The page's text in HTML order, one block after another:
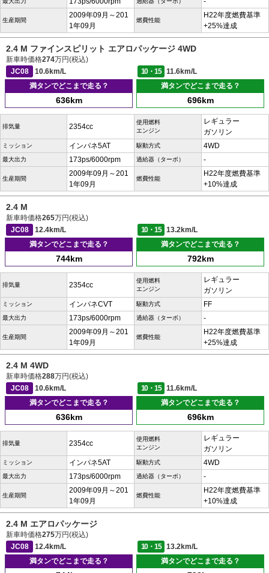
生産期間
2009年09月～201
1年09月
燃費性能
H22年度燃費基準
+25%達成
2.4 M ファインスピリット エアロパッケージ 4WD
新車時価格274万円(税込)
JC08
10.6km/L 10・15
11.6km/L
満タンでどこまで走る？
636km
満タンでどこまで走る？
696km
排気量 2354cc
使用燃料
エンジン
レギュラー
ガソリン
ミッション インパネ5AT 駆動方式 4WD
最大出力 173ps/6000rpm 過給器（ターボ） -
生産期間
2009年09月～201
1年09月
燃費性能
H22年度燃費基準
+10%達成
2.4 M
新車時価格265万円(税込)
JC08
12.4km/L 10・15
13.2km/L
満タンでどこまで走る？
744km
満タンでどこまで走る？
792km
排気量 2354cc
使用燃料
エンジン
レギュラー
ガソリン
ミッション インパネCVT 駆動方式 FF
最大出力 173ps/6000rpm 過給器（ターボ） -
生産期間
2009年09月～201
1年09月
燃費性能
H22年度燃費基準
+25%達成
2.4 M 4WD
新車時価格288万円(税込)
JC08
10.6km/L 10・15
11.6km/L
満タンでどこまで走る？
636km
満タンでどこまで走る？
696km
排気量 2354cc
使用燃料
エンジン
レギュラー
ガソリン
ミッション インパネ5AT 駆動方式 4WD
最大出力 173ps/6000rpm 過給器（ターボ） -
生産期間
2009年09月～201
1年09月
燃費性能
H22年度燃費基準
+10%達成
2.4 M エアロパッケージ
新車時価格275万円(税込)
JC08
12.4km/L 10・15
13.2km/L
満タンでどこまで走る？
満タンでどこまで走る？